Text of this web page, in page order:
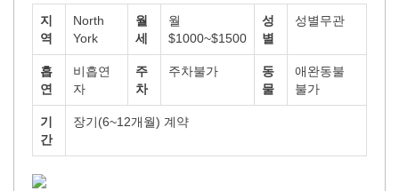
지
역
North
York
월
세
월
$1000~$1500
성
별
성별무관
흡
연
비흡연
자
주
차
주차불가
동
물
애완동불
불가
기
간
장기(6~12개월) 계약